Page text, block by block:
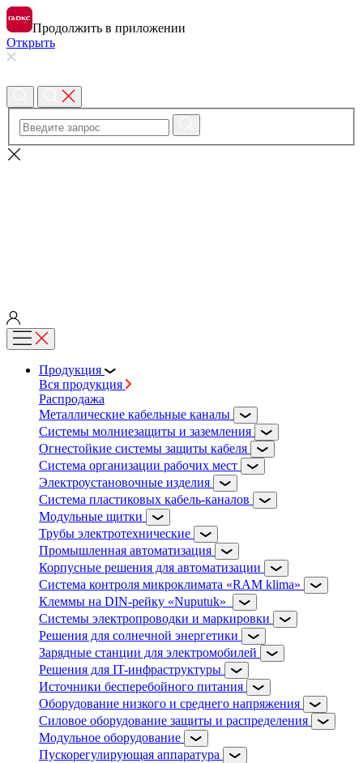
Продолжить в приложении
Открыть
Продукция
Вся продукция
Распродажа
Металлические кабельные каналы
Системы молниезащиты и заземления
Огнестойкие системы защиты кабеля
Система организации рабочих мест
Электроустановочные изделия
Система пластиковых кабель-каналов
Модульные щитки
Трубы электротехнические
Промышленная автоматизация
Корпусные решения для автоматизации
Система контроля микроклимата «RAM klima»
Клеммы на DIN-рейку «Nuputuk»
Системы электропроводки и маркировки
Решения для солнечной энергетики
Зарядные станции для электромобилей
Решения для IT-инфраструктуры
Источники бесперебойного питания
Оборудование низкого и среднего напряжения
Силовое оборудование защиты и распределения
Модульное оборудование
Пускорегулирующая аппаратура